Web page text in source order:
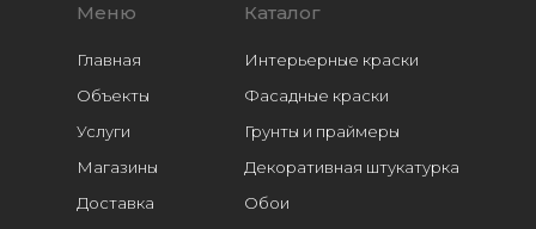
Каталог
Интерьерные краски
Фасадные краски
Грунты и праймеры
Декоративная штукатурка
Обои
Расходники
Меню
Главная
Объекты
Услуги
Магазины
Доставка